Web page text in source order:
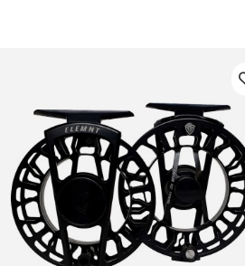
Questions fréquentes sur les
Qu’est-ce qu’un moulinet spinning ?
Qu’est-ce qu’un moulinet casting ?